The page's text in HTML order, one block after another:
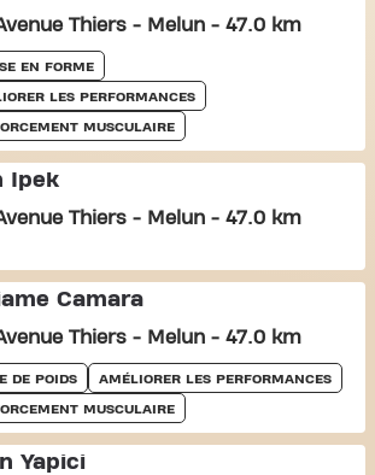
Thiers - Melun - 47.0 km
EN FORME
LES PERFORMANCES
MUSCULAIRE
Ipek
Thiers - Melun - 47.0 km
Camara
Thiers - Melun - 47.0 km
DE POIDS AMÉLIORER LES PERFORMANCES
MUSCULAIRE
Yapici